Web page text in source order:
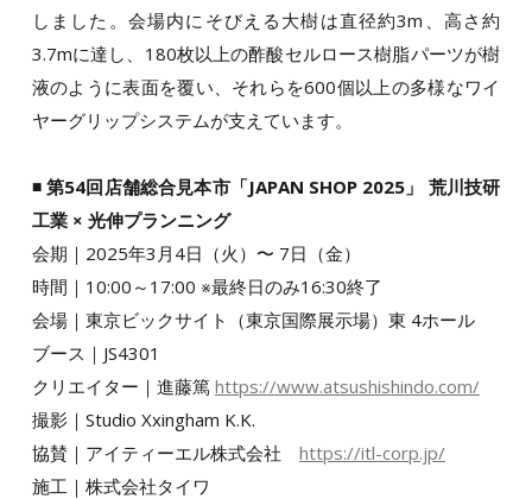
しました。会場内にそびえる大樹は直径約3m、高さ約
3.7mに達し、180枚以上の酢酸セルロース樹脂パーツが樹
液のように表面を覆い、それらを600個以上の多様なワイ
ヤーグリップシステムが支えています。
◾️ 第54回店舗総合見本市「JAPAN SHOP 2025」 荒川技研
工業 × 光伸プランニング
会期｜2025年3月4日（火）〜 7日（金）
時間｜10:00～17:00 ※最終日のみ16:30終了
会場｜東京ビックサイト（東京国際展示場）東 4ホール
ブース｜JS4301
クリエイター｜進藤篤 https://www.atsushishindo.com/
撮影｜Studio Xxingham K.K.
協賛｜アイティーエル株式会社 https://itl-corp.jp/
施工｜株式会社タイワ